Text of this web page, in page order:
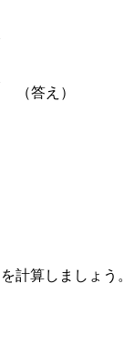
（答え）
を計算しましょう。